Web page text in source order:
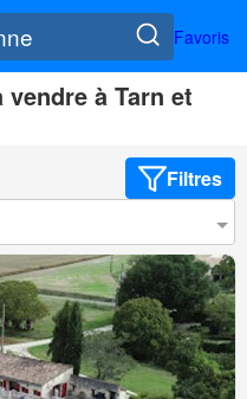
Favoris
à Tarn et
Filtres